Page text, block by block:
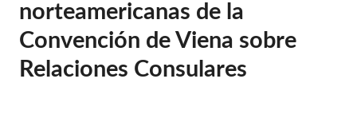
norteamericanas de la
Convención de Viena sobre
Relaciones Consulares